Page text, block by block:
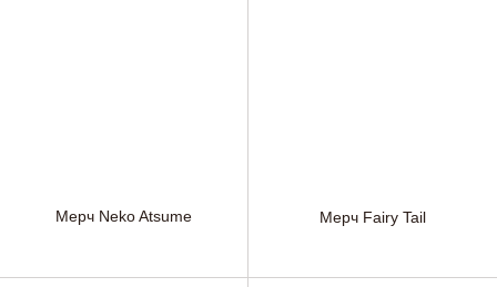
Мерч Neko Atsume Мерч Fairy Tail